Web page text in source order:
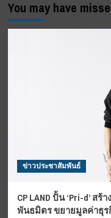
อร่าม
You may have
ข่าวประชาสัมพันธ์
CP LAND ปั้น ‘Pri-d’ ส
พันธมิตร ขยายมูลค่าธุร